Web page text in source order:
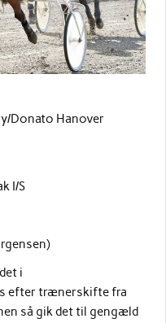
Donato Hanover
I/S
i
efter trænerskifte fra
så gik det til gengæld